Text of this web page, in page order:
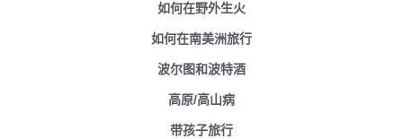
如何在野外生火
如何在南美洲旅行
波尔图和波特酒
高原/高山病
带孩子旅行